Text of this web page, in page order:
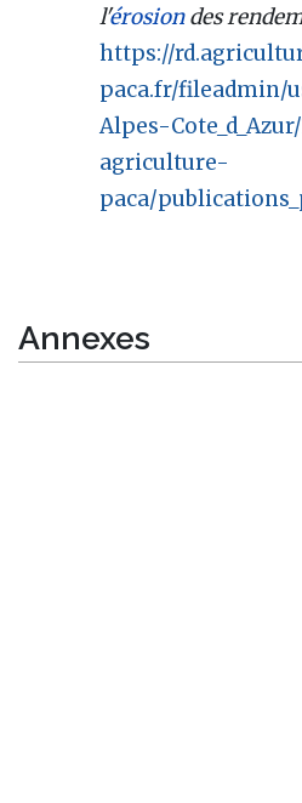
l'érosiondes
https://
paca.fr/fileadmin/
Alpes-
agriculture-
paca/
Annexes